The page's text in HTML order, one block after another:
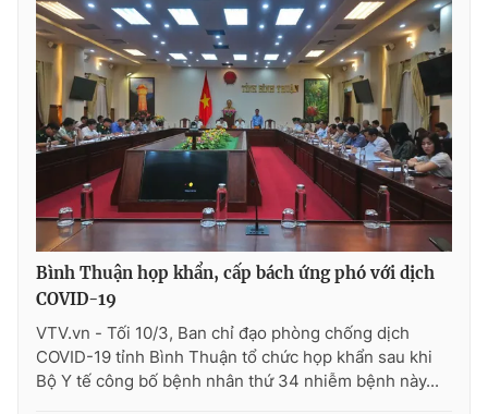
Video Shorts video
VTV Money VTV Thể thao
VTV Sức khoẻ Bất động sản
Thị trường 24h Tấm lòng Việt
VTV4 Vươn mình bằng AI
VTV9 VTV8
Bình Thuận họp khẩn, cấp bách ứng phó với dịch
COVID-19
VTV.vn - Tối 10/3, Ban chỉ đạo phòng chống dịch
COVID-19 tỉnh Bình Thuận tổ chức họp khẩn sau khi
Bộ Y tế công bố bệnh nhân thứ 34 nhiễm bệnh này...